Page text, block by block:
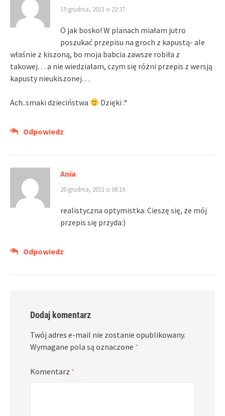
19 grudnia, 2011 o 22:37
O jak bosko! W planach miałam jutro
poszukać przepisu na groch z kapustą- ale
właśnie z kiszoną, bo moja babcia zawsze robiła z
takowej… a nie wiedziałam, czym się różni przepis z wersją
kapusty nieukiszonej…
Ach..smaki dzieciństwa Dzięki :*
Odpowiedz
Ania
20 grudnia, 2011 o 08:19
realistyczna optymistka: Cieszę się, że mój
przepis się przyda:)
Odpowiedz
Dodaj komentarz
Twój adres e-mail nie zostanie opublikowany.
Wymagane pola są oznaczone *
Komentarz *